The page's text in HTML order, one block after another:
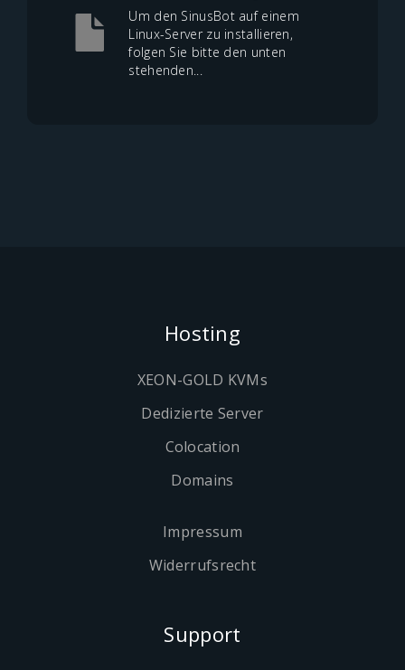
Um den SinusBot auf einem
Linux-Server zu installieren,
folgen Sie bitte den unten
stehenden...
Hosting
XEON-GOLD KVMs
Dedizierte Server
Colocation
Domains
Impressum
Widerrufsrecht
Support